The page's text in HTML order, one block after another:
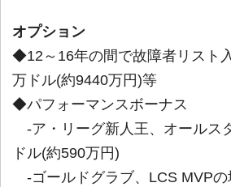
オプション
◆12～16年の間で故障者リスト
万ドル(約9440万円)等
◆パフォーマンスボーナス
-ア・リーグ新人王、オールス
ドル(約590万円)
-ゴールドグラブ、LCS MVPの